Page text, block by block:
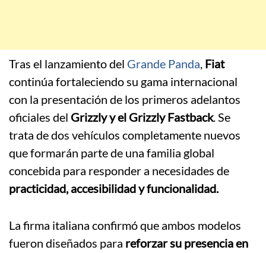
Tras el lanzamiento del Grande Panda, Fiat
continúa fortaleciendo su gama internacional
con la presentación de los primeros adelantos
oficiales del Grizzly y el Grizzly Fastback. Se
trata de dos vehículos completamente nuevos
que formarán parte de una familia global
concebida para responder a necesidades de
practicidad, accesibilidad y funcionalidad.
La firma italiana confirmó que ambos modelos
fueron diseñados para reforzar su presencia en